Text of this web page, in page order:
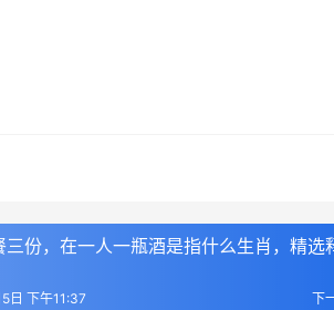
三份，在一人一瓶酒是指什么生肖，精选
下
日 下午11:37